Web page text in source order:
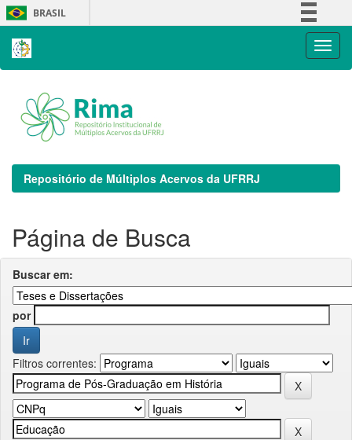
Skip
navigation
BRASIL
Repositório de Múltiplos Acervos da UFRRJ
Página de Busca
Buscar em:
por
Filtros correntes: